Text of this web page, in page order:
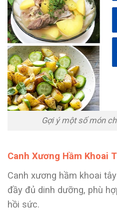
Gợi ý một số món
Canh Xương Hầm Khoai
Canh xương hầm khoai
đầy đủ dinh dưỡng, phù
hồi sức.